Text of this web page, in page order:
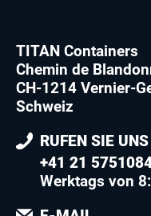
TITAN Containers
Chemin de
CH-1214 Vernier-
Schweiz
RUFEN SIE
+41 21
Werktags von